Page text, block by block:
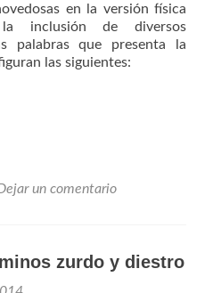
en la versión física
inclusión de diversos
palabras que presenta la
las siguientes:
un comentario
zurdo y diestro